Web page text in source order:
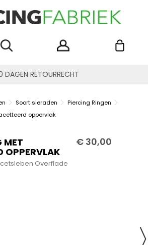
DAGEN RETOURRECHT
Soort sieraden
Piercing Ringen
oppervlak
MET
OPPERVLAK
€ 30,00